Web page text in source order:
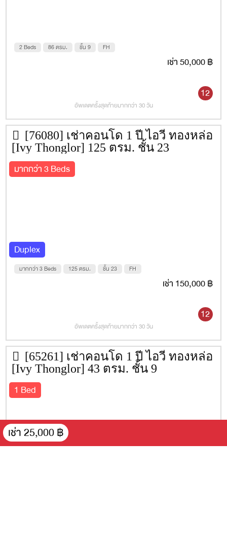
2 Beds 86 ตรม. ชั้น 9 FH
เช่า 50,000 ฿
12
อัพเดตครั้งสุดท้ายมากกว่า 30 วัน
[76080] เช่าคอนโด 1 ปี ไอวี่ ทองหล่อ
[Ivy Thonglor] 125 ตรม. ชั้น 23
มากกว่า 3 Beds
Duplex
มากกว่า 3 Beds 125 ตรม. ชั้น 23 FH
เช่า 150,000 ฿
12
อัพเดตครั้งสุดท้ายมากกว่า 30 วัน
[65261] เช่าคอนโด 1 ปี ไอวี่ ทองหล่อ
[Ivy Thonglor] 43 ตรม. ชั้น 9
1 Bed
เช่า 25,000 ฿